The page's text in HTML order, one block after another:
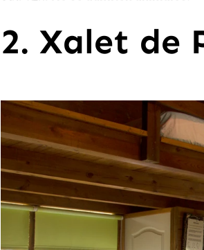
2. Xalet de